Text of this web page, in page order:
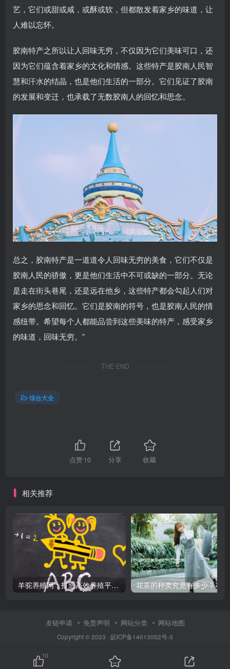
艺，它们或甜或咸，或酥或软，但都散发着家乡的味道，让
人难以忘怀。
胶南特产之所以让人回味无穷，不仅因为它们美味可口，还
因为它们蕴含着家乡的文化和情感。这些特产是胶南人民智
慧和汗水的结晶，也是他们生活的一部分。它们见证了胶南
的发展和变迁，也承载了无数胶南人的回忆和思念。
总之，胶南特产是一道道令人回味无穷的美食，它们不仅是
胶南人民的骄傲，更是他们生活中不可或缺的一部分。无论
是走在街头巷尾，还是远在他乡，这些特产都会勾起人们对
家乡的思念和回忆。它们是胶南的符号，也是胶南人民的情
感纽带。希望每个人都能品尝到这些美味的特产，感受家乡
的味道，回味无穷。”
THE END
综合大全
点赞10 分享 收藏
相关推荐
羊驼养殖网：打造高效养殖平台，轻松管理羊驼！
友链申请 免责声明 网站分类 网站地图
Copyright © 2023 · 皖ICP备14013052号-3
10